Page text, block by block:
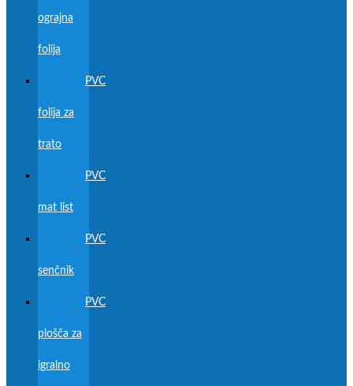
ograjna
folija
PVC
folija za
trato
PVC
mat list
PVC
senčnik
PVC
plošča za
igralno